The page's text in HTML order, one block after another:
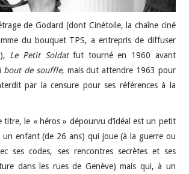
de Godard (dont Cinétoile, la chaîne ciné
du bouquet TPS, a entrepris de diffuser
Le Petit Soldatfut tourné en 1960 avant
bout de souffle, mais dut attendre 1963 pour
par la censure pour ses références à la
titre, le « héros » dépourvu d’idéal est un petit
un enfant (de 26 ans) qui joue (à la guerre ou
ses codes, ses rencontres secrètes et ses
dans les rues de Genève) mais qui, à un